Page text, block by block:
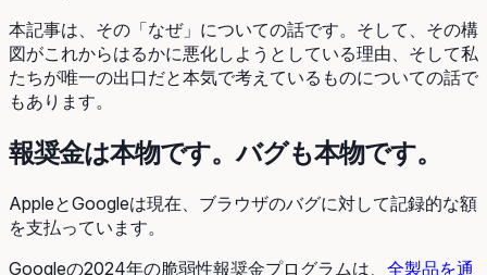
本記事は、その「なぜ」についての話です。そして、その構
図がこれからはるかに悪化しようとしている理由、そして私
たちが唯一の出口だと本気で考えているものについての話で
もあります。
報奨金は本物です。バグも本物です。
AppleとGoogleは現在、ブラウザのバグに対して記録的な額
を支払っています。
Googleの2024年の脆弱性報奨金プログラムは、 全製品を通